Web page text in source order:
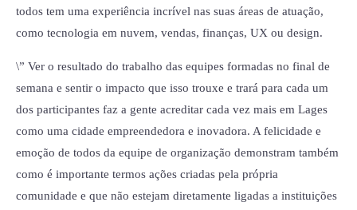
todos tem uma experiência incrível nas suas áreas de atuação,
como tecnologia em nuvem, vendas, finanças, UX ou design.
\” Ver o resultado do trabalho das equipes formadas no final de
semana e sentir o impacto que isso trouxe e trará para cada um
dos participantes faz a gente acreditar cada vez mais em Lages
como uma cidade empreendedora e inovadora. A felicidade e
emoção de todos da equipe de organização demonstram também
como é importante termos ações criadas pela própria
comunidade e que não estejam diretamente ligadas a instituições